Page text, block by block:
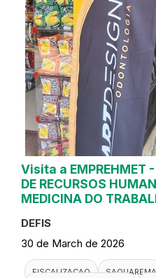
Visita a EMPREHMET -
DE RECURSOS
MEDICINA DO
DEFIS
30 de March de 2026
FISCALIZACAO
SAQUAREMA